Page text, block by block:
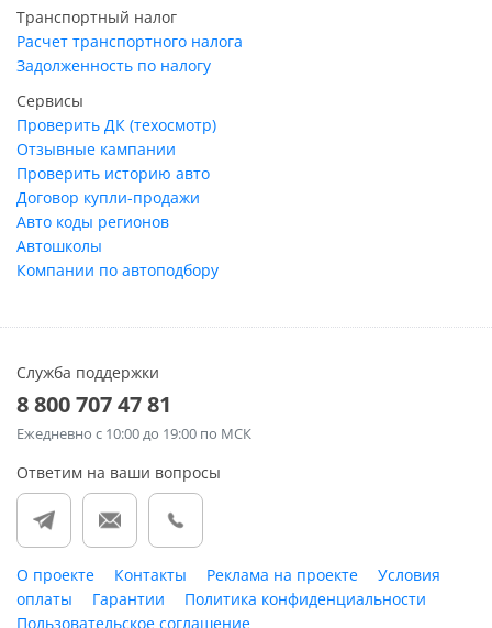
Транспортный налог
Расчет транспортного налога
Задолженность по налогу
Сервисы
Проверить ДК (техосмотр)
Отзывные кампании
Проверить историю авто
Договор купли-продажи
Авто коды регионов
Автошколы
Компании по автоподбору
Служба поддержки
8 800 707 47 81
Ежедневно с 10:00 до 19:00 по МСК
Ответим на ваши вопросы
О проекте Контакты Реклама на проекте
Условия
оплаты
Гарантии
Политика конфиденциальности
Пользовательское соглашение